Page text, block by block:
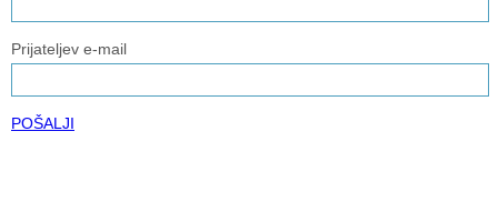
Prijateljev e-mail
POŠALJI